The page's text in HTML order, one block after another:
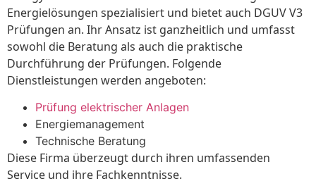
Energielösungen spezialisiert und bietet auch DGUV V3
Prüfungen an. Ihr Ansatz ist ganzheitlich und umfasst
sowohl die Beratung als auch die praktische
Durchführung der Prüfungen. Folgende
Dienstleistungen werden angeboten:
Prüfung elektrischer Anlagen
Energiemanagement
Technische Beratung
Diese Firma überzeugt durch ihren umfassenden
Service und ihre Fachkenntnisse.